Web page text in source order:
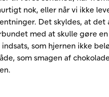
nok, eller når vi ikke
Det skyldes, at det
med at skulle gøre
som hjernen ikke
som smagen af